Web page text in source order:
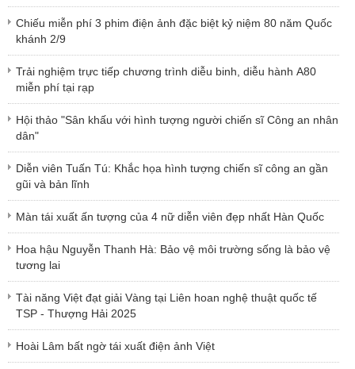
Chiếu miễn phí 3 phim điện ảnh đặc biệt kỷ niệm 80 năm Quốc
khánh 2/9
Trải nghiệm trực tiếp chương trình diễu binh, diễu hành A80
miễn phí tại rạp
Hội thảo "Sân khấu với hình tượng người chiến sĩ Công an nhân
dân"
Diễn viên Tuấn Tú: Khắc họa hình tượng chiến sĩ công an gần
gũi và bản lĩnh
Màn tái xuất ấn tượng của 4 nữ diễn viên đẹp nhất Hàn Quốc
Hoa hậu Nguyễn Thanh Hà: Bảo vệ môi trường sống là bảo vệ
tương lai
Tài năng Việt đạt giải Vàng tại Liên hoan nghệ thuật quốc tế
TSP - Thượng Hải 2025
Hoài Lâm bất ngờ tái xuất điện ảnh Việt